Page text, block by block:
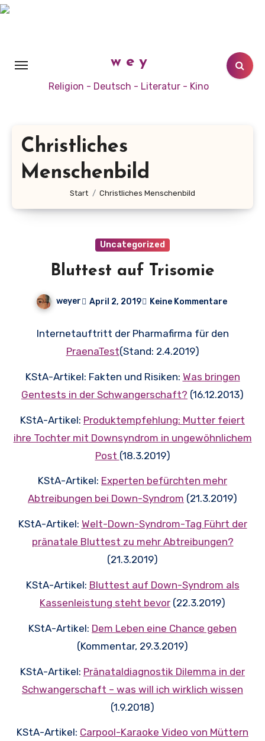
Zum
w e y
Religion - Deutsch - Literatur - Kino
Christliches
Menschenbild
Start Christliches Menschenbild
Uncategorized
Bluttest auf Trisomie
weyer April 2, 2019 Keine Kommentare
Internetauftritt der Pharmafirma für den
PraenaTest(Stand: 2.4.2019)
KStA-Artikel: Fakten und Risiken: Was bringen
Gentests in der Schwangerschaft? (16.12.2013)
KStA-Artikel: Produktempfehlung: Mutter feiert
ihre Tochter mit Downsyndrom in ungewöhnlichem
Post (18.3.2019)
KStA-Artikel: Experten befürchten mehr
Abtreibungen bei Down-Syndrom (21.3.2019)
KStA-Artikel: Welt-Down-Syndrom-Tag Führt der
pränatale Bluttest zu mehr Abtreibungen?
(21.3.2019)
KStA-Artikel: Bluttest auf Down-Syndrom als
Kassenleistung steht bevor (22.3.2019)
KStA-Artikel: Dem Leben eine Chance geben
(Kommentar, 29.3.2019)
KStA-Artikel: Pränataldiagnostik Dilemma in der
Schwangerschaft – was will ich wirklich wissen
(1.9.2018)
KStA-Artikel: Carpool-Karaoke Video von Müttern